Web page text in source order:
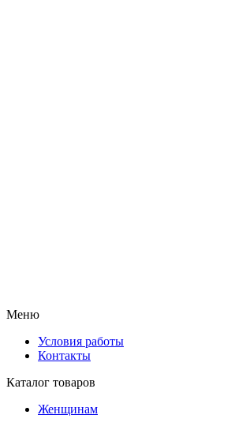
Меню
Условия работы
Контакты
Каталог товаров
Женщинам